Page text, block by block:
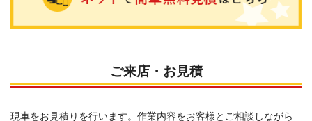
ご来店・お見積
現車をお見積りを行います。作業内容をお客様とご相談しながら